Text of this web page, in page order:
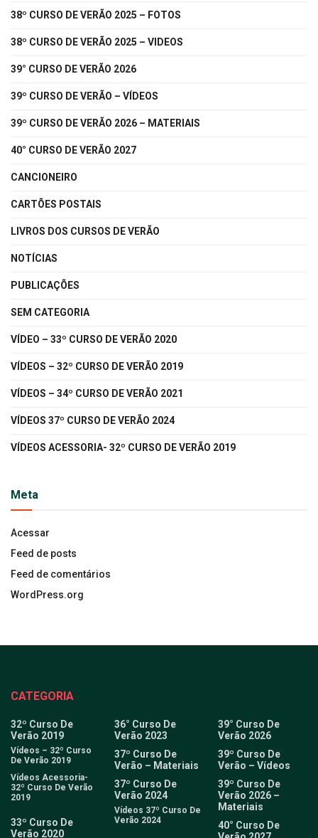
38º CURSO DE VERÃO 2025 – FOTOS
38º CURSO DE VERÃO 2025 – VIDEOS
39° CURSO DE VERÃO 2026
39º CURSO DE VERÃO – VÍDEOS
39º CURSO DE VERÃO 2026 – MATERIAIS
40° CURSO DE VERÃO 2027
CANCIONEIRO
CARTÕES POSTAIS
LIVROS DOS CURSOS DE VERÃO
NOTÍCIAS
PUBLICAÇÕES
SEM CATEGORIA
VÍDEO – 33º CURSO DE VERÃO 2020
VÍDEOS – 32º CURSO DE VERÃO 2019
VÍDEOS – 34º CURSO DE VERÃO 2021
VÍDEOS 37º CURSO DE VERÃO 2024
VÍDEOS ACESSORIA- 32º CURSO DE VERÃO 2019
Meta
Acessar
Feed de posts
Feed de comentários
WordPress.org
CATEGORIA
32º Curso De
Verão 2019
Vídeos – 32º Curso
De Verão 2019
Vídeos Acessoria-
32º Curso De Verão
2019
33º Curso De
Verão 2020
36° Curso De
Verão 2023
37º Curso De
Verão – Materiais
37º Curso De
Verão 2024
Vídeos 37º Curso De
Verão 2024
39° Curso De
Verão 2026
39º Curso De
Verão – Vídeos
39º Curso De
Verão 2026 –
Materiais
40° Curso De